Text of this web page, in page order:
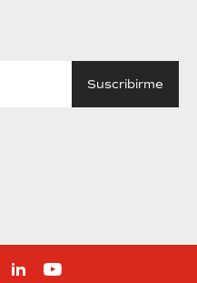
en Facebook
en Instagram
en Twitter
Síguenos en Linkedin
Síguenos en